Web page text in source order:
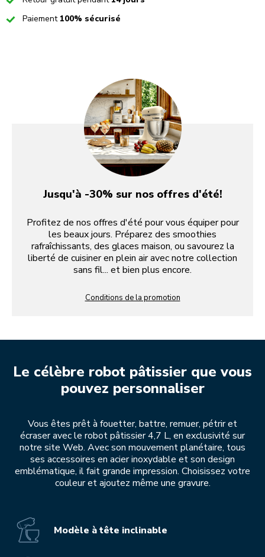
CheckedPaiement 100% sécurisé
Jusqu'à -30% sur nos offres d'été!
Profitez de nos offres d'été pour vous équiper pour
les beaux jours. Préparez des smoothies
rafraîchissants, des glaces maison, ou savourez la
liberté de cuisiner en plein air avec notre collection
sans fil... et bien plus encore.
Conditions de la promotion
Le célèbre robot pâtissier que vous
pouvez personnaliser
Vous êtes prêt à fouetter, battre, remuer, pétrir et
écraser avec le robot pâtissier 4,7 L, en exclusivité sur
notre site Web. Avec son mouvement planétaire, tous
ses accessoires en acier inoxydable et son design
emblématique, il fait grande impression. Choisissez votre
couleur et ajoutez même une gravure.
Modèle à tête inclinable